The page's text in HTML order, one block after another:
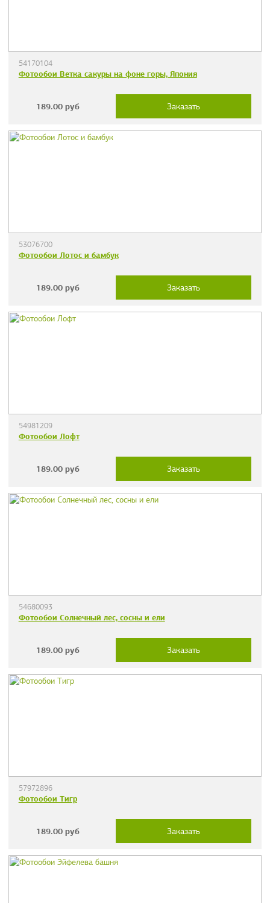
54170104
Фотообои Ветка сакуры на фоне горы, Япония
189.00 руб Заказать
53076700
Фотообои Лотос и бамбук
189.00 руб Заказать
54981209
Фотообои Лофт
189.00 руб Заказать
54680093
Фотообои Солнечный лес, сосны и ели
189.00 руб Заказать
57972896
Фотообои Тигр
189.00 руб Заказать